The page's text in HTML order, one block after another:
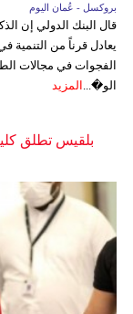
بروكسل - عُمان اليوم
قال البنك الدولي إن
يعادل قرناً من
الفجوات في مجالات
الو�... المزيد
بلقيس تطلق